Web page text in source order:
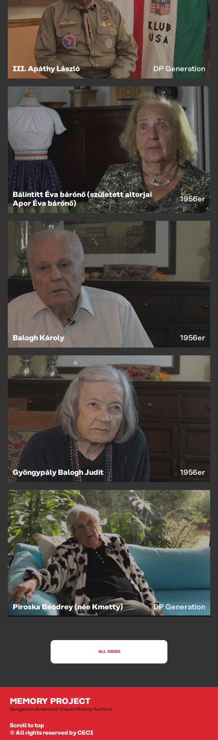
EN HU
III. Apáthy László DP Generation
Bálintitt Éva bárónő (született altorjai
Apor Éva bárónő)
1956er
Balogh Károly 1956er
Gyöngypály Balogh Judit 1956er
Piroska Beodrey (née Kmetty) DP Generation
ALL VIDEO
MEMORY PROJECT
Hungarian American Visual History Archive
Scroll to top
© All rights reserved by CECI